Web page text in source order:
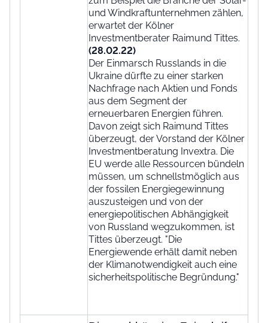
und Windkraftunternehmen zählen,
erwartet der Kölner
Investmentberater Raimund Tittes.
(28.02.22)
Der Einmarsch Russlands in die
Ukraine dürfte zu einer starken
Nachfrage nach Aktien und Fonds
aus dem Segment der
erneuerbaren Energien führen.
Davon zeigt sich Raimund Tittes
überzeugt, der Vorstand der Kölner
Investmentberatung Invextra. Die
EU werde alle Ressourcen bündeln
müssen, um schnellstmöglich aus
der fossilen Energiegewinnung
auszusteigen und von der
energiepolitischen Abhängigkeit
von Russland wegzukommen, ist
Tittes überzeugt. "Die
Energiewende erhält damit neben
der Klimanotwendigkeit auch eine
sicherheitspolitische Begründung."